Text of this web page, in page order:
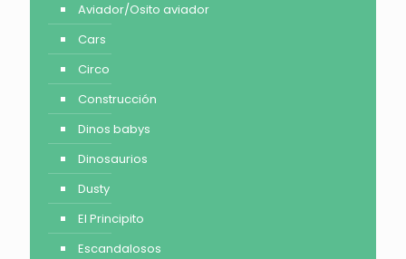
Aviador/Osito aviador
Cars
Circo
Construcción
Dinos babys
Dinosaurios
Dusty
El Principito
Escandalosos